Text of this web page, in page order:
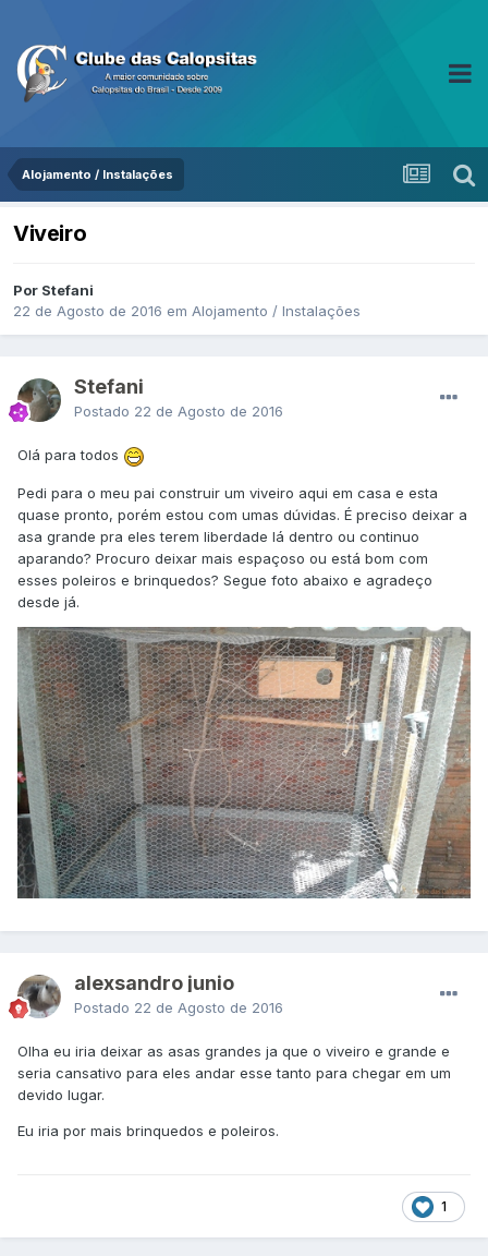
Alojamento / Instalações
Viveiro
Por Stefani
22 de Agosto de 2016 em Alojamento / Instalações
Stefani
Postado 22 de Agosto de 2016
Olá para todos
Pedi para o meu pai construir um viveiro aqui em casa e esta
quase pronto, porém estou com umas dúvidas. É preciso deixar a
asa grande pra eles terem liberdade lá dentro ou continuo
aparando? Procuro deixar mais espaçoso ou está bom com
esses poleiros e brinquedos? Segue foto abaixo e agradeço
desde já.
alexsandro junio
Postado 22 de Agosto de 2016
Olha eu iria deixar as asas grandes ja que o viveiro e grande e
seria cansativo para eles andar esse tanto para chegar em um
devido lugar.
Eu iria por mais brinquedos e poleiros.
1